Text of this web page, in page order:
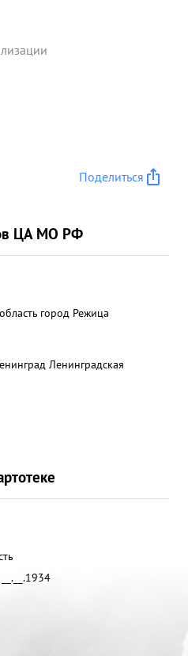
Поделиться
ЦА МО РФ
город Режица
Ленинградская
__.__.1934